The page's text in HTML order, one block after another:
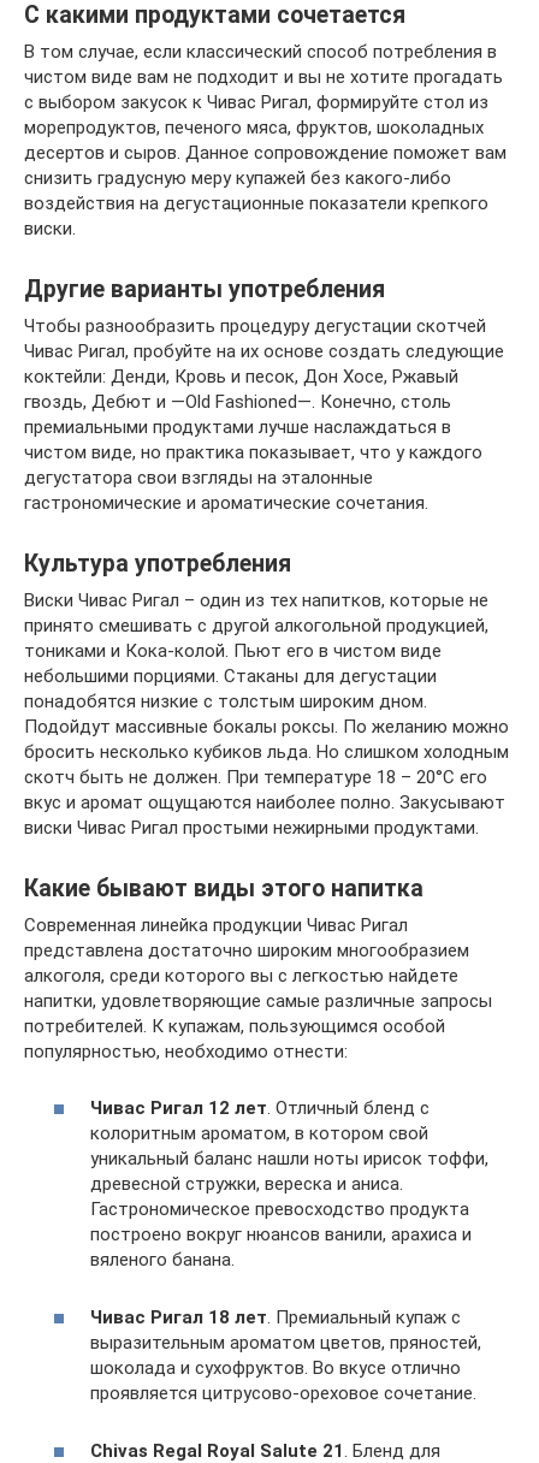
С какими продуктами сочетается
В том случае, если классический способ потребления в
чистом виде вам не подходит и вы не хотите прогадать
с выбором закусок к Чивас Ригал, формируйте стол из
морепродуктов, печеного мяса, фруктов, шоколадных
десертов и сыров. Данное сопровождение поможет вам
снизить градусную меру купажей без какого-либо
воздействия на дегустационные показатели крепкого
виски.
Другие варианты употребления
Чтобы разнообразить процедуру дегустации скотчей
Чивас Ригал, пробуйте на их основе создать следующие
коктейли: Денди, Кровь и песок, Дон Хосе, Ржавый
гвоздь, Дебют и —Old Fashioned—. Конечно, столь
премиальными продуктами лучше наслаждаться в
чистом виде, но практика показывает, что у каждого
дегустатора свои взгляды на эталонные
гастрономические и ароматические сочетания.
Культура употребления
Виски Чивас Ригал – один из тех напитков, которые не
принято смешивать с другой алкогольной продукцией,
тониками и Кока-колой. Пьют его в чистом виде
небольшими порциями. Стаканы для дегустации
понадобятся низкие с толстым широким дном.
Подойдут массивные бокалы роксы. По желанию можно
бросить несколько кубиков льда. Но слишком холодным
скотч быть не должен. При температуре 18 – 20°C его
вкус и аромат ощущаются наиболее полно. Закусывают
виски Чивас Ригал простыми нежирными продуктами.
Какие бывают виды этого напитка
Современная линейка продукции Чивас Ригал
представлена достаточно широким многообразием
алкоголя, среди которого вы с легкостью найдете
напитки, удовлетворяющие самые различные запросы
потребителей. К купажам, пользующимся особой
популярностью, необходимо отнести:
Чивас Ригал 12 лет . Отличный бленд с
колоритным ароматом, в котором свой
уникальный баланс нашли ноты ирисок тоффи,
древесной стружки, вереска и аниса.
Гастрономическое превосходство продукта
построено вокруг нюансов ванили, арахиса и
вяленого банана.
Чивас Ригал 18 лет . Премиальный купаж с
выразительным ароматом цветов, пряностей,
шоколада и сухофруктов. Во вкусе отлично
проявляется цитрусово-ореховое сочетание.
Chivas Regal Royal Salute 21 . Бленд для